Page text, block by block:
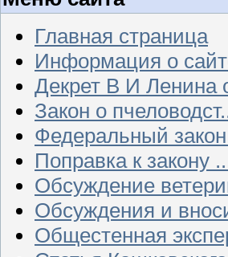
Главная страница
Информация о
Декрет В И Ленина
Закон о
Федеральный
Поправка к закону
Обсуждение
Обсуждения и
Общестенная